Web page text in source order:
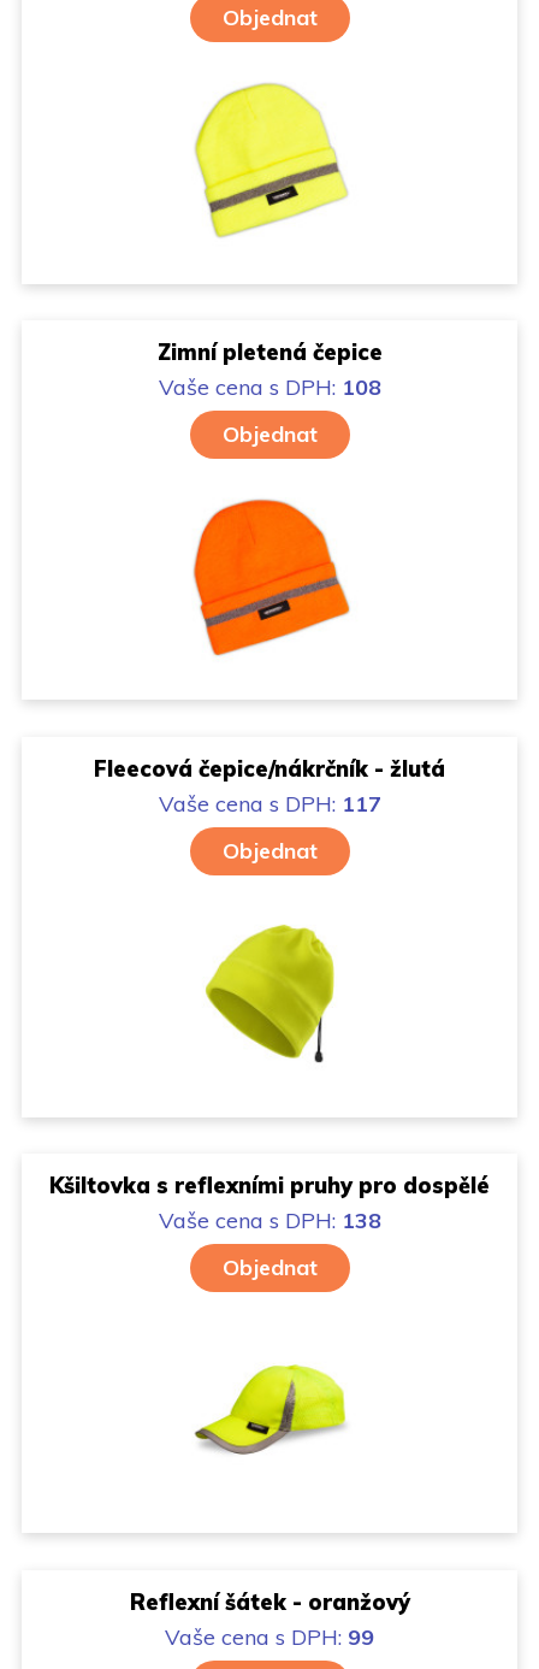
Objednat
Zimní pletená čepice
Vaše cena s DPH: 108
Objednat
Fleecová čepice/nákrčník - žlutá
Vaše cena s DPH: 117
Objednat
Kšiltovka s reflexními pruhy pro dospělé
Vaše cena s DPH: 138
Objednat
Reflexní šátek - oranžový
Vaše cena s DPH: 99